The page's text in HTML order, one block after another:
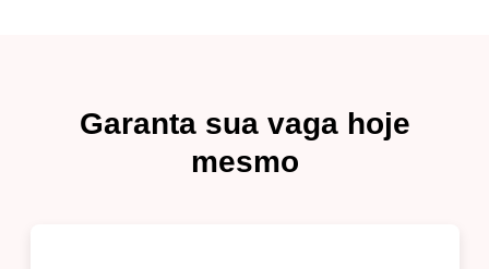
Garanta sua vaga hoje
mesmo